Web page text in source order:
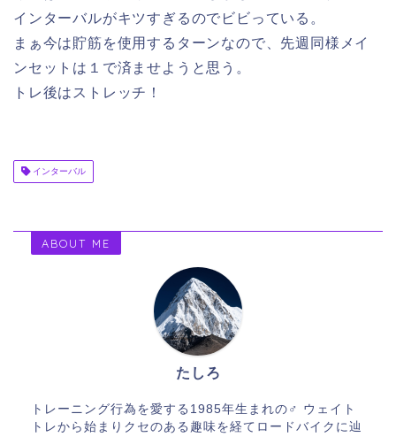
インターバルがキツすぎるのでビビっている。
まぁ今は貯筋を使用するターンなので、先週同様メイ
ンセットは１で済ませようと思う。
トレ後はストレッチ！
インターバル
ABOUT ME
たしろ
トレーニング行為を愛する1985年生まれの♂ ウェイト
トレから始まりクセのある趣味を経てロードバイクに辿